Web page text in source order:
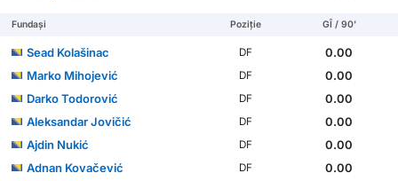
Fundași Poziție GÎ / 90'
Sead Kolašinac DF
0.00
Marko Mihojević
DF
0.00
Darko Todorović
DF
0.00
Aleksandar Jovičić
DF
0.00
Ajdin Nukić
DF
0.00
Adnan Kovačević
DF
0.00